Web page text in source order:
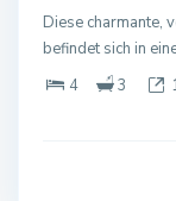
Diese charmante,
befindet sich in
4
3